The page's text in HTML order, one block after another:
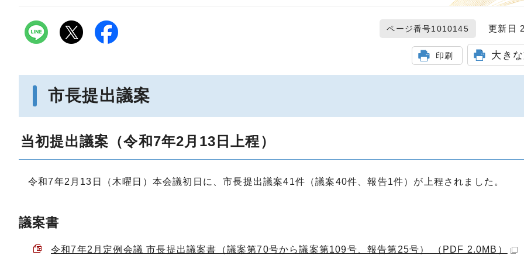
ページ番号1010145 更新日
印刷 大き
市長提出議案
当初提出議案（令和7年2月13日上程）
令和7年2月13日（木曜日）本会議初日に、市長提出議案41件（議案40件、報告1件）が上程されました。
議案書
令和7年2月定例会議 市長提出議案書（議案第70号から議案第109号、報告第25号） （PDF 2.0MB）